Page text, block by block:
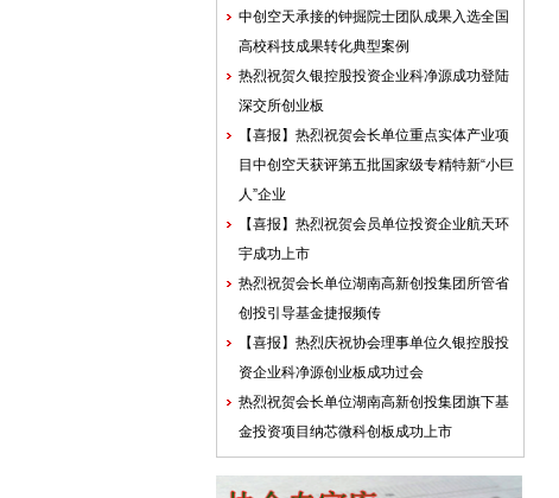
中创空天承接的钟掘院士团队成果入选全国
高校科技成果转化典型案例
热烈祝贺久银控股投资企业科净源成功登陆
深交所创业板
【喜报】热烈祝贺会长单位重点实体产业项
目中创空天获评第五批国家级专精特新“小巨
人”企业
【喜报】热烈祝贺会员单位投资企业航天环
宇成功上市
热烈祝贺会长单位湖南高新创投集团所管省
创投引导基金捷报频传
【喜报】热烈庆祝协会理事单位久银控股投
资企业科净源创业板成功过会
热烈祝贺会长单位湖南高新创投集团旗下基
金投资项目纳芯微科创板成功上市